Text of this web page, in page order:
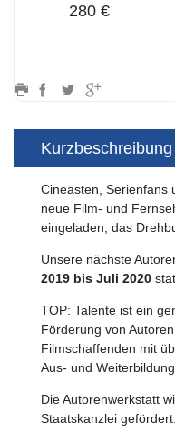
280 €
Kurzbeschreibung
Cineasten, Serienfans
neue Film- und
eingeladen, das
Unsere nächste
2019 bis Juli 2020
TOP: Talente ist ein
Förderung von
Filmschaffenden mit
Aus- und Weiterbildung.
Die Autorenwerkstatt
Staatskanzlei gefördert.